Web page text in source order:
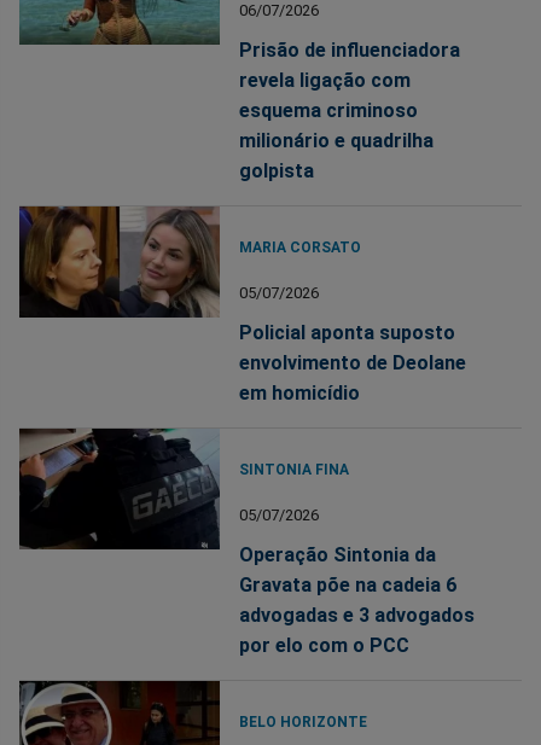
06/07/2026
Prisão de influenciadora
revela ligação com
esquema criminoso
milionário e quadrilha
golpista
MARIA CORSATO
05/07/2026
Policial aponta suposto
envolvimento de Deolane
em homicídio
SINTONIA FINA
05/07/2026
Operação Sintonia da
Gravata põe na cadeia 6
advogadas e 3 advogados
por elo com o PCC
BELO HORIZONTE